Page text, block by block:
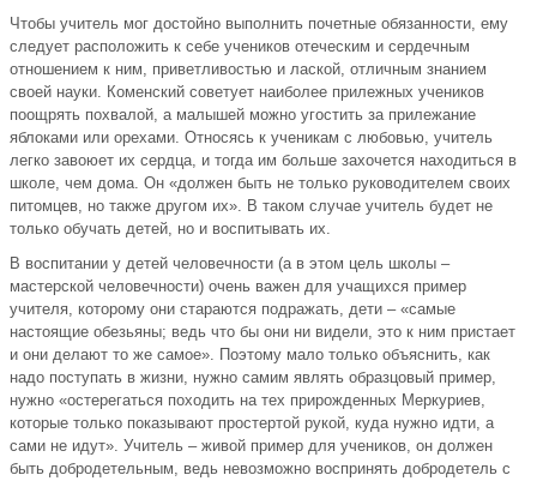
Чтобы учитель мог достойно выполнить почетные обязанности, ему
следует расположить к себе учеников отеческим и сердечным
отношением к ним, приветливостью и лаской, отличным знанием
своей науки. Коменский советует наиболее прилежных учеников
поощрять похвалой, а малышей можно угостить за прилежание
яблоками или орехами. Относясь к ученикам с любовью, учитель
легко завоюет их сердца, и тогда им больше захочется находиться в
школе, чем дома. Он «должен быть не только руководителем своих
питомцев, но также другом их». В таком случае учитель будет не
только обучать детей, но и воспитывать их.
В воспитании у детей человечности (а в этом цель школы –
мастерской человечности) очень важен для учащихся пример
учителя, которому они стараются подражать, дети – «самые
настоящие обезьяны; ведь что бы они ни видели, это к ним пристает
и они делают то же самое». Поэтому мало только объяснить, как
надо поступать в жизни, нужно самим являть образцовый пример,
нужно «остерегаться походить на тех прирожденных Меркуриев,
которые только показывают простертой рукой, куда нужно идти, а
сами не идут». Учитель – живой пример для учеников, он должен
быть добродетельным, ведь невозможно воспринять добродетель с